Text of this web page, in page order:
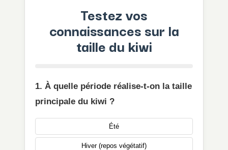
Testez vos
connaissances sur la
taille du kiwi
1. À quelle période réalise-t-on la taille
principale du kiwi ?
Été
Hiver (repos végétatif)